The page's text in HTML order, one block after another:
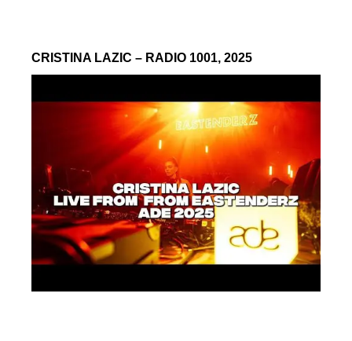
CRISTINA LAZIC – RADIO 1001, 2025